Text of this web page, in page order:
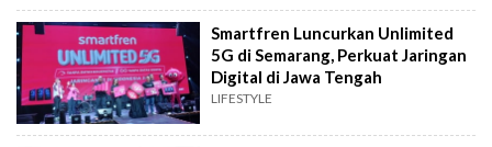
Smartfren Luncurkan Unlimited
5G di Semarang, Perkuat Jaringan
Digital di Jawa Tengah
LIFESTYLE